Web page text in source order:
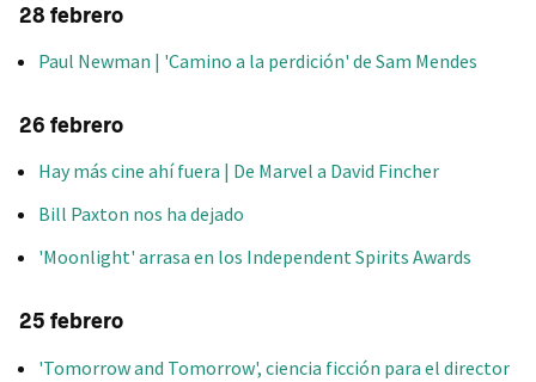
28 febrero
Paul Newman | 'Camino a la perdición' de Sam Mendes
26 febrero
Hay más cine ahí fuera | De Marvel a David Fincher
Bill Paxton nos ha dejado
'Moonlight' arrasa en los Independent Spirits Awards
25 febrero
'Tomorrow and Tomorrow', ciencia ficción para el director